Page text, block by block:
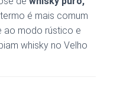
é mais comum
ao modo rústico e
whisky no Velho